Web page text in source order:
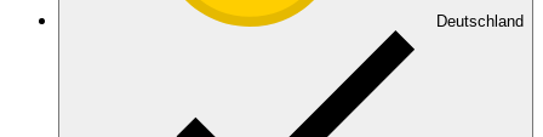
Deutschland